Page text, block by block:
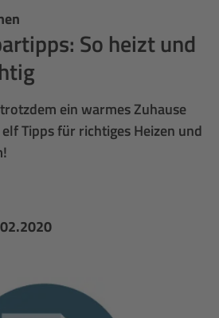
So heizt und
ein warmes Zuhause
Tipps für richtiges Heizen und